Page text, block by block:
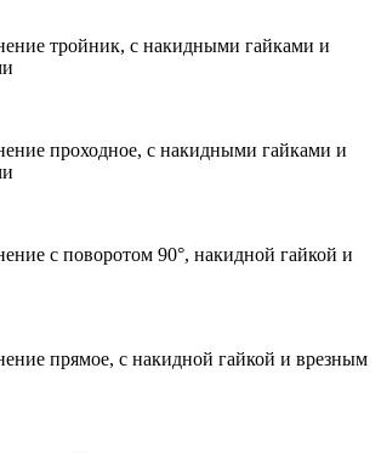
тройник, с накидными гайками и
проходное, с накидными гайками и
с поворотом 90°, накидной гайкой и
прямое, с накидной гайкой и врезным